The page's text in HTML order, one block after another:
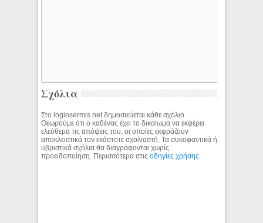
Σχόλια
Στο logiosermis.net δημοσιεύεται κάθε σχόλιο.
Θεωρούμε ότι ο καθένας έχει το δικαίωμα να εκφέρει
ελεύθερα τις απόψεις του, οι οποίες εκφράζουν
αποκλειστικά τον εκάστοτε σχολιαστή. Τα συκοφαντικά ή
υβριστικά σχόλια θα διαγράφονται χωρίς
προειδοποίηση. Περισσότερα στιςοδηγίες χρήσης.